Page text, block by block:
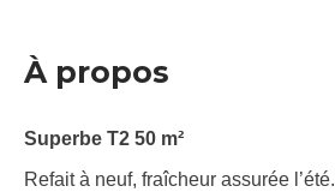
À propos
Superbe T2 50 m²
Refait à neuf, fraîcheur assurée l’été.